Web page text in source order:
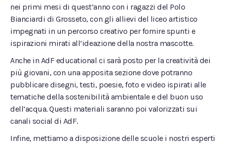
nei primi mesi di quest’anno con i ragazzi del Polo
Bianciardi di Grosseto, con gli allievi del liceo artistico
impegnati in un percorso creativo per fornire spunti e
ispirazioni mirati all’ideazione della nostra mascotte.
Anche in AdF educational ci sarà posto per la creatività dei
più giovani, con una apposita sezione dove potranno
pubblicare disegni, testi, poesie, foto e video ispirati alle
tematiche della sostenibilità ambientale e del buon uso
dell’acqua. Questi materiali saranno poi valorizzati sui
canali social di AdF.
Infine, mettiamo a disposizione delle scuole i nostri esperti